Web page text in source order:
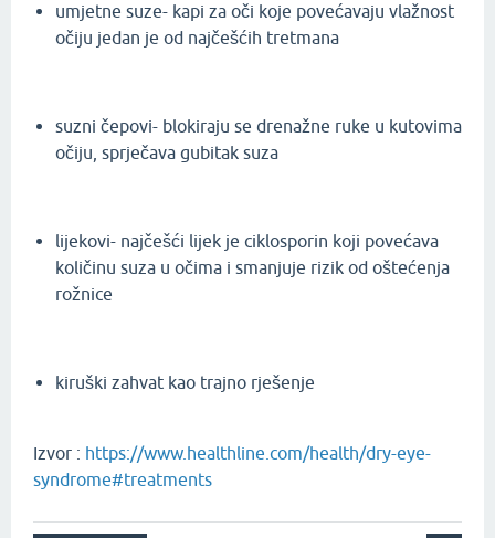
umjetne suze- kapi za oči koje povećavaju vlažnost
očiju jedan je od najčešćih tretmana
suzni čepovi- blokiraju se drenažne ruke u kutovima
očiju, sprječava gubitak suza
lijekovi- najčešći lijek je ciklosporin koji povećava
količinu suza u očima i smanjuje rizik od oštećenja
rožnice
kiruški zahvat kao trajno rješenje
Izvor : https://www.healthline.com/health/dry-eye-
syndrome#treatments